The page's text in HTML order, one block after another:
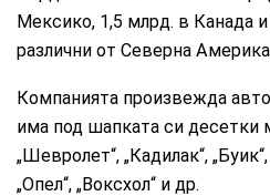
Мексико, 1,5 млрд. в Канада
различни от Северна
Компанията произвежда
има под шапката си десетки
„Шевролет“, „Кадилак“,
„Опел“, „Воксхол“ и др.